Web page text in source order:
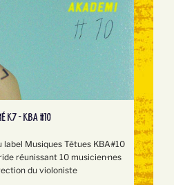
K7 - KBA #10
label Musiques Têtues KBA#10
réunissant 10 musicien·nes
du violoniste